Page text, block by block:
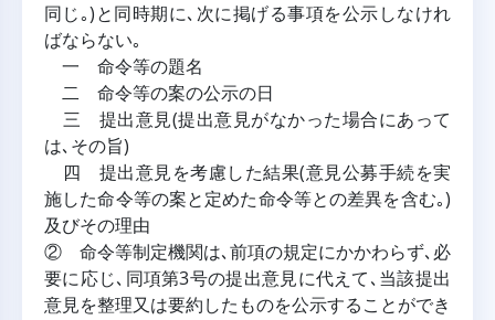
同じ｡)と同時期に､次に掲げる事項を公示しなけれ
ばならない｡
一 命令等の題名
二 命令等の案の公示の日
三 提出意見(提出意見がなかった場合にあって
は､その旨)
四 提出意見を考慮した結果(意見公募手続を実
施した命令等の案と定めた命令等との差異を含む｡)
及びその理由
② 命令等制定機関は､前項の規定にかかわらず､必
要に応じ､同項第3号の提出意見に代えて､当該提出
意見を整理又は要約したものを公示することができ